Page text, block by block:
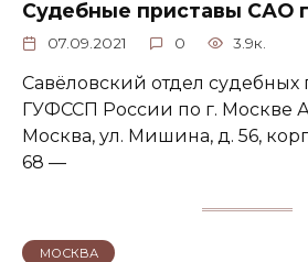
Судебные приставы САО
07.09.2021 0 3.9к.
Савёловский отдел судебных
ГУФССП России по г. Москве
Москва, ул. Мишина, д. 56,
68 —
МОСКВА